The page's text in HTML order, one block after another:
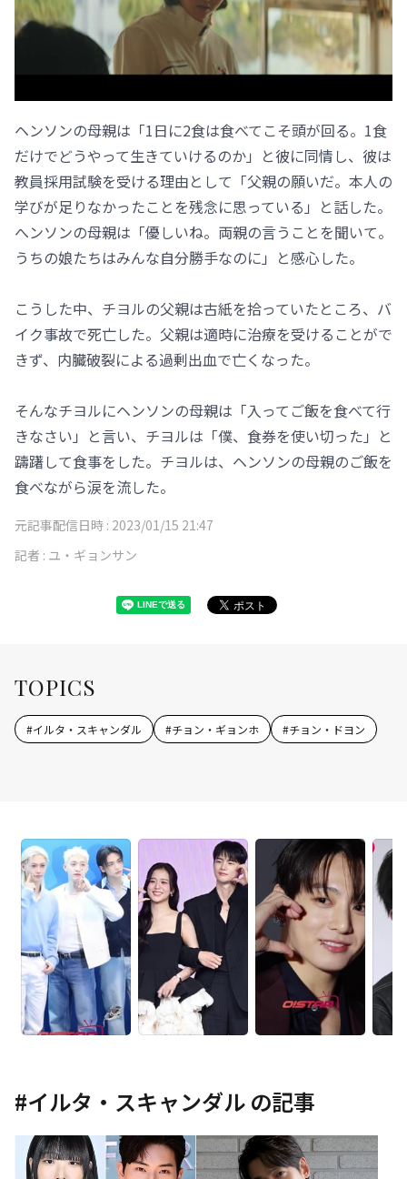
ヘンソンの母親は「1日に2食は食べてこそ頭が回る。1食
だけでどうやって生きていけるのか」と彼に同情し、彼は
教員採用試験を受ける理由として「父親の願いだ。本人の
学びが足りなかったことを残念に思っている」と話した。
へンソンの母親は「優しいね。両親の言うことを聞いて。
うちの娘たちはみんな自分勝手なのに」と感心した。
こうした中、チヨルの父親は古紙を拾っていたところ、バ
イク事故で死亡した。父親は適時に治療を受けることがで
きず、内臓破裂による過剰出血で亡くなった。
そんなチヨルにヘンソンの母親は「入ってご飯を食べて行
きなさい」と言い、チヨルは「僕、食券を使い切った」と
躊躇して食事をした。チヨルは、ヘンソンの母親のご飯を
食べながら涙を流した。
元記事配信日時 : 2023/01/15 21:47
記者 : ユ・ギョンサン
TOPICS
#イルタ・スキャンダル #チョン・ギョンホ #チョン・ドヨン
#イルタ・スキャンダル の記事